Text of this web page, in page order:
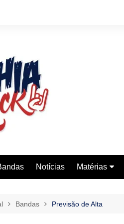
Notícias Matérias
Entrevistas
Bandas Previsão de Alta